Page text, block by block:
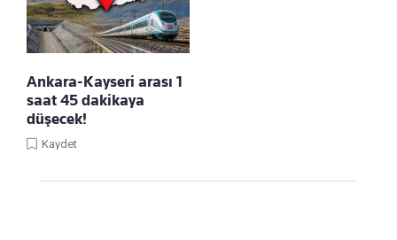
Ankara-Kayseri arası 1
saat 45 dakikaya
düşecek!
Kaydet